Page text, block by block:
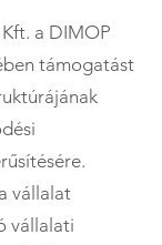
a DIMOP
támogatást
vállalat
vállalati